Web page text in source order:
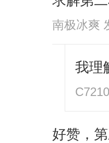
南极冰爽
我理
C7210
好赞，